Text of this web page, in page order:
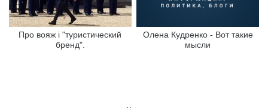
Про вояж і "туристический
бренд".
Олена Кудренко - Вот такие
мысли